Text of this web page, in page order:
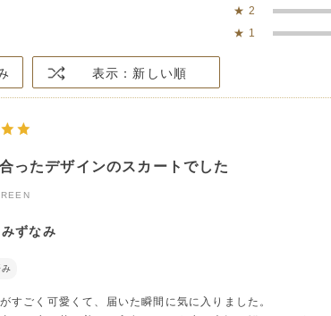
★ 2
★ 1
表示：新しい順
ったデザインのスカートでした
みずなみ
すごく可愛くて、届いた瞬間に気に入りました。